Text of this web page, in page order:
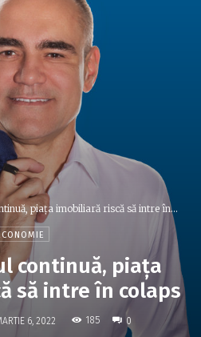
piaţa imobiliară riscă să intre în...
continuă, piaţa
să intre în colaps
6, 2022 185 0